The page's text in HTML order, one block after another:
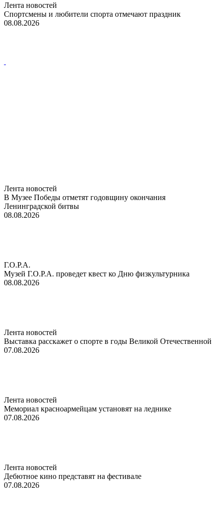
Лента новостей
Спортсмены и любители спорта отмечают праздник
08.08.2026
Лента новостей
В Музее Победы отметят годовщину окончания
Ленинградской битвы
08.08.2026
Г.О.Р.А.
Музей Г.О.Р.А. проведет квест ко Дню физкультурника
08.08.2026
Лента новостей
Выставка расскажет о спорте в годы Великой Отечественной
07.08.2026
Лента новостей
Мемориал красноармейцам установят на леднике
07.08.2026
Лента новостей
Дебютное кино представят на фестивале
07.08.2026